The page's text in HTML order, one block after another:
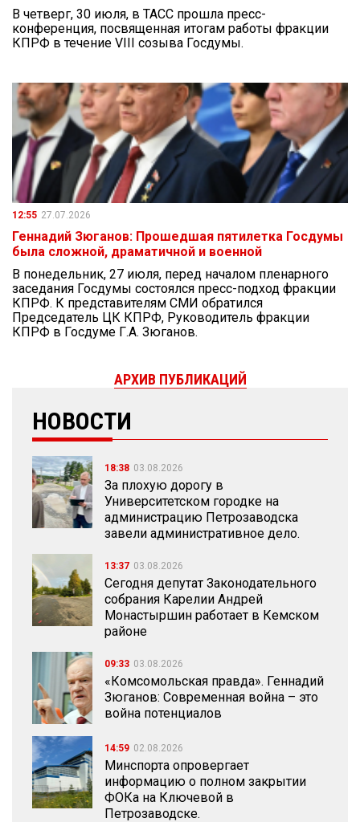
НОВОСТИ
18:38 03.08.2026
За плохую дорогу в
Университетском городке на
администрацию Петрозаводска
завели административное дело.
13:37 03.08.2026
Сегодня депутат Законодательного
собрания Карелии Андрей
Монастыршин работает в Кемском
районе
09:33 03.08.2026
«Комсомольская правда». Геннадий
Зюганов: Современная война – это
война потенциалов
14:59 02.08.2026
Минспорта опровергает
информацию о полном закрытии
ФОКа на Ключевой в
Петрозаводске.
В четверг, 30 июля, в ТАСС прошла пресс-
конференция, посвященная итогам работы фракции
КПРФ в течение VIII созыва Госдумы.
12:55 27.07.2026
Геннадий Зюганов: Прошедшая пятилетка Госдумы
была сложной, драматичной и военной
В понедельник, 27 июля, перед началом пленарного
заседания Госдумы состоялся пресс-подход фракции
КПРФ. К представителям СМИ обратился
Председатель ЦК КПРФ, Руководитель фракции
КПРФ в Госдуме Г.А. Зюганов.
АРХИВ ПУБЛИКАЦИЙ